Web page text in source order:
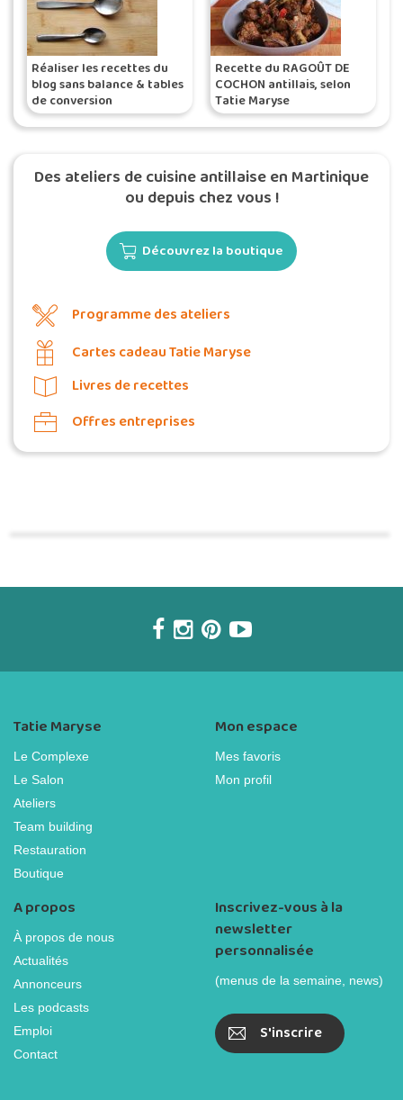
Réaliser les recettes du
blog sans balance & tables
de conversion
Recette du RAGOÛT DE
COCHON antillais, selon
Tatie Maryse
Des ateliers de cuisine antillaise en Martinique
ou depuis chez vous !
Découvrez la boutique
Programme des ateliers
Cartes cadeau Tatie Maryse
Livres de recettes
Offres entreprises
Tatie Maryse
Le Complexe
Le Salon
Ateliers
Team building
Restauration
Boutique
Mon espace
Mes favoris
Mon profil
A propos
À propos de nous
Actualités
Annonceurs
Les podcasts
Emploi
Contact
Inscrivez-vous à la
newsletter
personnalisée
(menus de la semaine, news)
S'inscrire